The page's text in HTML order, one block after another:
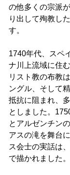
の他多くの宗派
り出して殉教し
す。
1740年代、スペ
ナ川上流域に住
リスト教の布教
ングル、そして
抵抗に阻まれ、
としました。
とアルゼンチン
アスの滝を舞台
ス会士の実話は
で描かれました。